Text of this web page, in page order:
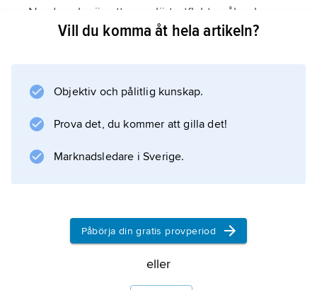
Nordmarka är ett populärt utflyktsmål och
friluftsområde för osloborna. I dess södra del
Information om artikeln
Vill du komma åt hela artikeln?
Objektiv och pålitlig kunskap.
Prova det, du kommer att gilla det!
Marknadsledare i Sverige.
Påbörja din gratis provperiod
eller